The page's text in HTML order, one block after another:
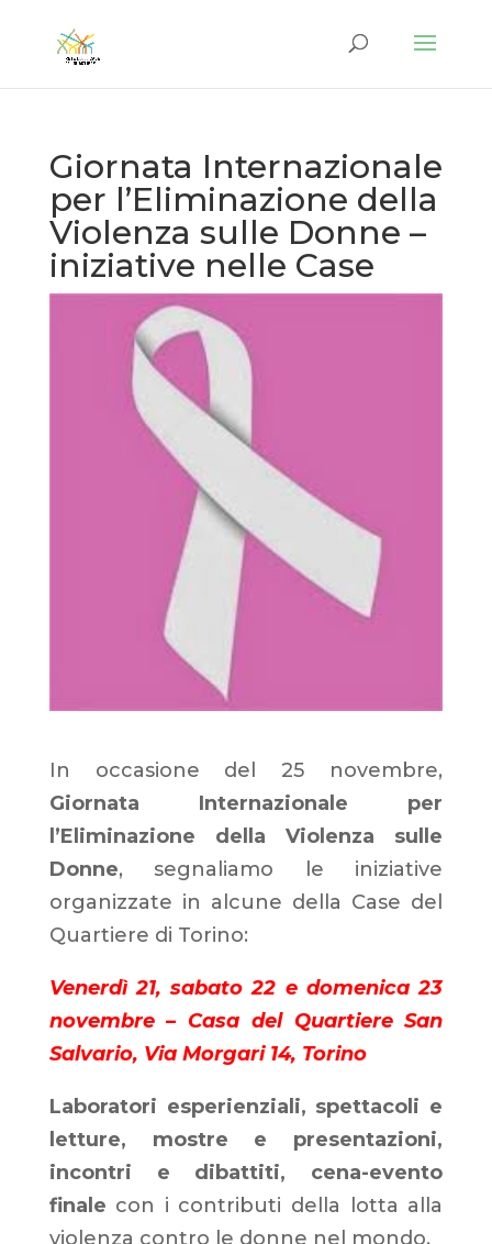
Giornata Internazionale
per l’Eliminazione della
Violenza sulle Donne –
iniziative nelle Case
In occasione del 25 novembre,
Giornata Internazionale per
l’Eliminazione della Violenza sulle
Donne,
segnaliamo le iniziative
organizzate in alcune della Case del
Quartiere di Torino:
Venerdì 21, sabato 22 e domenica 23
novembre – Casa del Quartiere San
Salvario, Via Morgari 14, Torino
Laboratori esperienziali, spettacoli e
letture, mostre e presentazioni,
incontri e dibattiti, cena-evento
finale con i contributi della lotta alla
violenza contro le donne nel mondo.